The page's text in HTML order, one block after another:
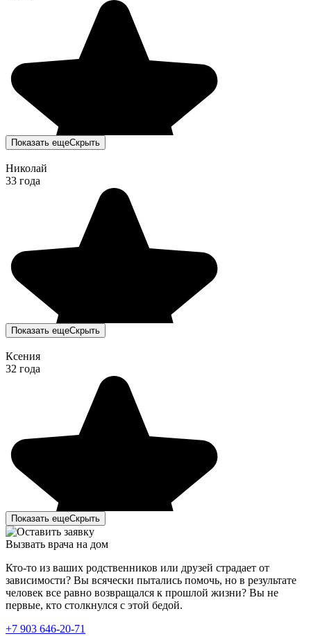
Показать ещеСкрыть
Николай
33 года
Показать ещеСкрыть
Ксения
32 года
Показать ещеСкрыть
Вызвать врача на дом
Кто-то из ваших родственников или друзей страдает от
зависимости? Вы всячески пытались помочь, но в результате
человек все равно возвращался к прошлой жизни? Вы не
первые, кто столкнулся с этой бедой.
+7 903 646-20-71